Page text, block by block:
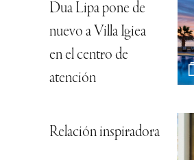
Dua Lipa pone de
nuevo a Villa Igiea
en el centro de
atención
Relación inspiradora